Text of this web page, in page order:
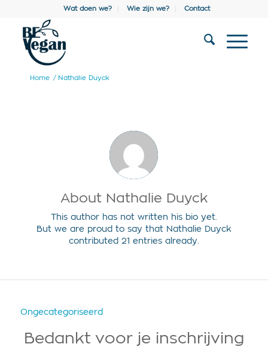
Wat doen we? Wie zijn we? Contact
Home / Nathalie Duyck
About Nathalie Duyck
This author has not written his bio yet.
But we are proud to say that Nathalie Duyck
contributed 21 entries already.
Ongecategoriseerd
Bedankt voor je inschrijving